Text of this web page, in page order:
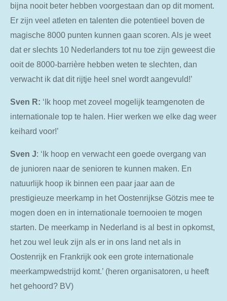
bijna nooit beter hebben voorgestaan dan op dit moment.
Er zijn veel atleten en talenten die potentieel boven de
magische 8000 punten kunnen gaan scoren. Als je weet
dat er slechts 10 Nederlanders tot nu toe zijn geweest die
ooit de 8000-barrière hebben weten te slechten, dan
verwacht ik dat dit rijtje heel snel wordt aangevuld!’
Sven R: ‘Ik hoop met zoveel mogelijk teamgenoten de
internationale top te halen. Hier werken we elke dag weer
keihard voor!’
Sven J: ‘Ik hoop en verwacht een goede overgang van
de junioren naar de senioren te kunnen maken. En
natuurlijk hoop ik binnen een paar jaar aan de
prestigieuze meerkamp in het Oostenrijkse Götzis mee te
mogen doen en in internationale toernooien te mogen
starten. De meerkamp in Nederland is al best in opkomst,
het zou wel leuk zijn als er in ons land net als in
Oostenrijk en Frankrijk ook een grote internationale
meerkampwedstrijd komt.’ (heren organisatoren, u heeft
het gehoord? BV)